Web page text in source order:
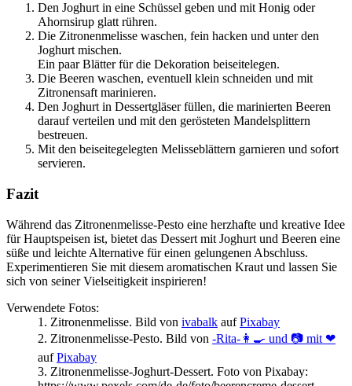
Den Joghurt in eine Schüssel geben und mit Honig oder
Ahornsirup glatt rühren.
Die Zitronenmelisse waschen, fein hacken und unter den
Joghurt mischen.
Ein paar Blätter für die Dekoration beiseitelegen.
Die Beeren waschen, eventuell klein schneiden und mit
Zitronensaft marinieren.
Den Joghurt in Dessertgläser füllen, die marinierten Beeren
darauf verteilen und mit den gerösteten Mandelsplittern
bestreuen.
Mit den beiseitegelegten Melisseblättern garnieren und sofort
servieren.
Fazit
Während das Zitronenmelisse-Pesto eine herzhafte und kreative Idee
für Hauptspeisen ist, bietet das Dessert mit Joghurt und Beeren eine
süße und leichte Alternative für einen gelungenen Abschluss.
Experimentieren Sie mit diesem aromatischen Kraut und lassen Sie
sich von seiner Vielseitigkeit inspirieren!
Verwendete Fotos:
1. Zitronenmelisse. Bild von ivabalk aufPixabay
2. Zitronenmelisse-Pesto. Bild von -Rita-👩‍🍳 und 📷 mit ❤
aufPixabay
3. Zitronenmelisse-Joghurt-Dessert. Foto von Pixabay: